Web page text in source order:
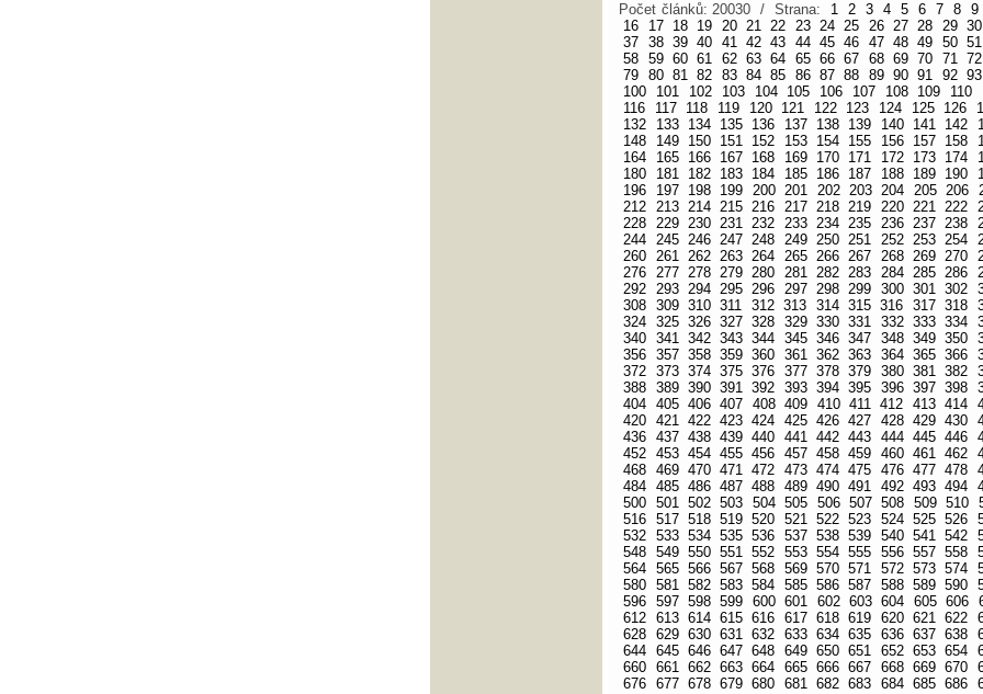
Počet článků: 20030 / Strana: 1 2 3 4 5 6 7 8 9
16
17 18 19 20 21 22 23 24 25 26 27 28 29 30
37 38 39 40 41 42 43 44 45 46 47 48 49 50 51
58 59 60 61 62 63 64 65 66 67 68 69 70 71 72
79 80 81 82 83 84 85 86 87 88 89 90 91 92 93
100
101 102 103 104 105 106 107 108 109 110
116
117 118 119 120 121 122 123 124 125 126
132
133 134 135 136 137 138 139 140 141 142
148
149 150 151 152 153 154 155 156 157 158
164
165 166 167 168 169 170 171 172 173 174
180
181 182 183 184 185 186 187 188 189 190
196
197 198 199 200 201 202 203 204 205 206
212 213 214 215 216 217 218 219 220 221 222
228 229 230 231 232 233 234 235 236 237 238
244 245 246 247 248 249 250 251 252 253 254
260 261 262 263 264 265 266 267 268 269 270
276 277 278 279 280 281 282 283 284 285 286
292 293 294 295 296 297 298 299 300 301 302
308 309 310 311 312 313 314 315 316 317 318
324 325 326 327 328 329 330 331 332 333 334
340 341 342 343 344 345 346 347 348 349 350
356 357 358 359 360 361 362 363 364 365 366
372 373 374 375 376 377 378 379 380 381 382
388 389 390 391 392 393 394 395 396 397 398
404 405 406 407 408 409 410 411 412 413 414
420 421 422 423 424 425 426 427 428 429 430
436 437 438 439 440 441 442 443 444 445 446
452 453 454 455 456 457 458 459 460 461 462
468 469 470 471 472 473 474 475 476 477 478
484 485 486 487 488 489 490 491 492 493 494
500 501 502 503 504 505 506 507 508 509 510
516 517 518 519 520 521 522 523 524 525 526
532 533 534 535 536 537 538 539 540 541 542
548 549 550 551 552 553 554 555 556 557 558
564 565 566 567 568 569 570 571 572 573 574
580 581 582 583 584 585 586 587 588 589 590
596 597 598 599 600 601 602 603 604 605 606
612 613 614 615 616 617 618 619 620 621 622
628 629 630 631 632 633 634 635 636 637 638
644 645 646 647 648 649 650 651 652 653 654
660 661 662 663 664 665 666 667 668 669 670
676 677 678 679 680 681 682 683 684 685 686